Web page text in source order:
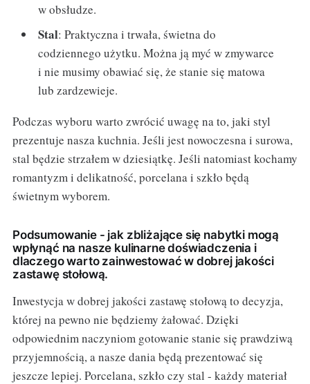
w obsłudze.
Stal: Praktyczna i trwała, świetna do
codziennego użytku. Można ją myć w zmywarce
i nie musimy obawiać się, że stanie się matowa
lub zardzewieje.
Podczas wyboru warto zwrócić uwagę na to, jaki styl
prezentuje nasza kuchnia. Jeśli jest nowoczesna i surowa,
stal będzie strzałem w dziesiątkę. Jeśli natomiast kochamy
romantyzm i delikatność, porcelana i szkło będą
świetnym wyborem.
Podsumowanie - jak zbliżające się nabytki mogą
wpłynąć na nasze kulinarne doświadczenia i
dlaczego warto zainwestować w dobrej jakości
zastawę stołową.
Inwestycja w dobrej jakości zastawę stołową to decyzja,
której na pewno nie będziemy żałować. Dzięki
odpowiednim naczyniom gotowanie stanie się prawdziwą
przyjemnością, a nasze dania będą prezentować się
jeszcze lepiej. Porcelana, szkło czy stal - każdy materiał